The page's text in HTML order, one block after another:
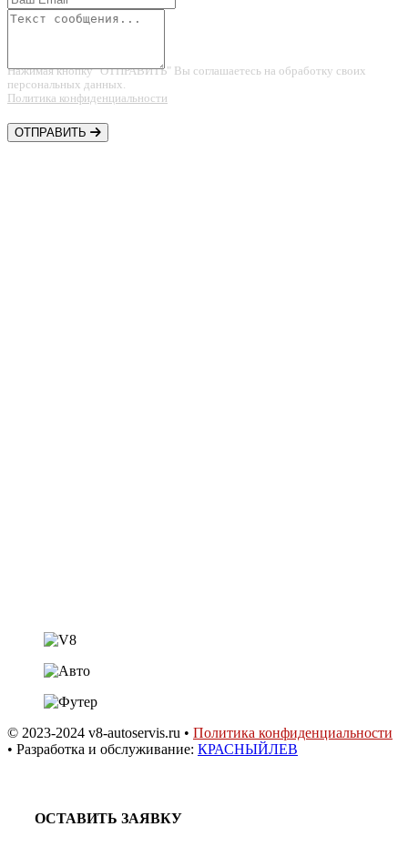
Нажимая кнопку "ОТПРАВИТЬ" Вы соглашаетесь на обработку своих
персональных данных.
Политика конфиденциальности
ОТПРАВИТЬ
© 2023-2024 v8-autoservis.ru • Политика конфиденциальности
• Разработка и обслуживание: КРАСНЫЙЛЕВ
ОСТАВИТЬ ЗАЯВКУ